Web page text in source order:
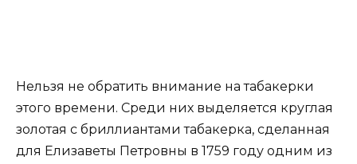
Нельзя не обратить внимание на табакерки
этого времени. Среди них выделяется круглая
золотая с бриллиантами табакерка, сделанная
для Елизаветы Петровны в 1759 году одним из